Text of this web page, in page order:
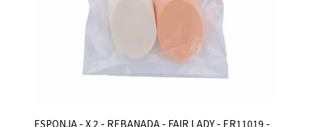
ESPONJA - X 2 - REBANADA - FAIR LADY - ER11019 -